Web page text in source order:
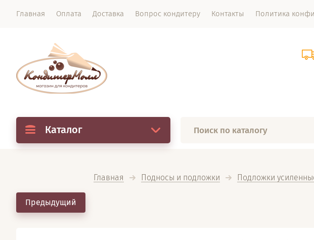
Главная Оплата Доставка Вопрос кондитеру Контакты Политика
Каталог
Главная Подносы и подложки Подложки
Предыдущий